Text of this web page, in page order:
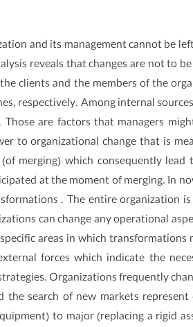
and its management cannot be
reveals that changes are not to
clients and the members of the
respectively. Among internal
are factors that managers
to organizational change that is
merging) which consequently
at the moment of merging. In
. The entire organization
can change any operational
areas in which
forces which indicate the
Organizations frequently
search of new markets
to major (replacing a rigid